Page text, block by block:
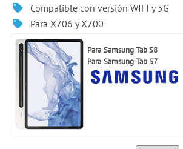
Compatible con versión WIFI y 5G
Para X706 y X700
Para Samsung Tab S8
Para Samsung Tab S7